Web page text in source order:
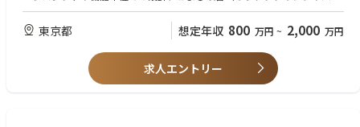
チーム運営の改善、開発環境の整備による開発効率の最大化
④ビジネスサイドとの連携：
プロダクトマネージャーやビジネスサイドのメンバーとコミュニケーショ
ンを取り、適切な技術方針を策定
ォーマンス向上など）に関与した経験
②上流工程・アーキテクチャの経験
要件定義、技術選定、アーキテクチャ設計の実務経験
③Webアプリケーションの開発経験
・Webアプリケーション開発におけるリード経験（バックエンド、フロン
トエンドのどちらか強みがある領域での経験があれば可）
東京都 想定年収 800 万円 ~ 2,000 万円
求人エントリー